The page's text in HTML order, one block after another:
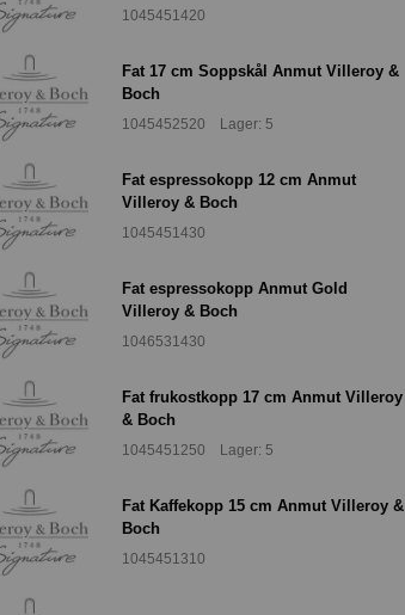
1045451420
Fat 17 cm Soppskål Anmut Villeroy &
Boch
1045452520 Lager: 5
Fat espressokopp 12 cm Anmut
Villeroy & Boch
1045451430
Fat espressokopp Anmut Gold
Villeroy & Boch
1046531430
Fat frukostkopp 17 cm Anmut Villeroy
& Boch
1045451250 Lager: 5
Fat Kaffekopp 15 cm Anmut Villeroy &
Boch
1045451310